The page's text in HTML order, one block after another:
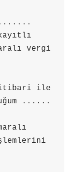
vergi
......